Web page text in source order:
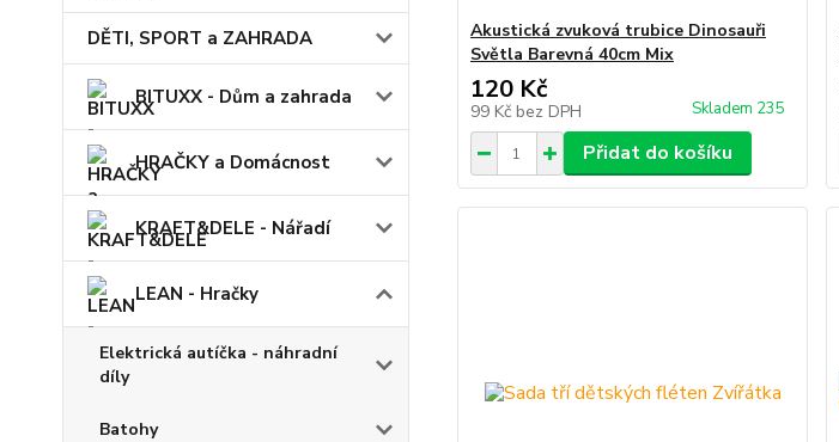
DĚTI, SPORT a ZAHRADA
BITUXX - Dům a zahrada
HRAČKY a Domácnost
KRAFT&DELE - Nářadí
LEAN - Hračky
Elektrická autíčka - náhradní
díly
Batohy
Akustická zvuková trubice Dinosauři
Světla Barevná 40cm Mix
120 Kč
99 Kč bez DPH Skladem 235
Přidat do košíku